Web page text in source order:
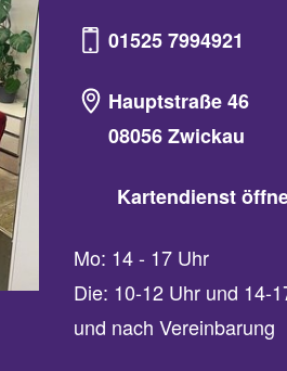
01525 7994921
Hauptstraße 46
08056 Zwickau
Kartendienst
Mo: 14 - 17 Uhr
Die: 10-12 Uhr und 14-
und nach Vereinbarung